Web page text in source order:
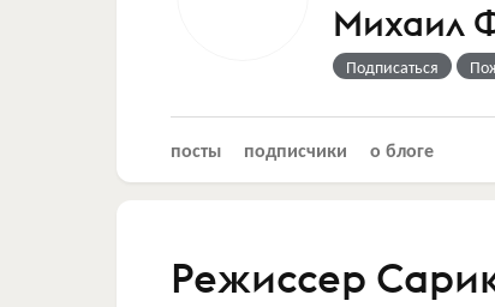
Михаил
Подписаться
посты подписчики о блоге
Режиссер